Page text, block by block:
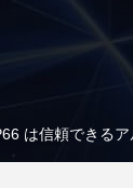
は信頼できる